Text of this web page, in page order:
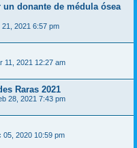
donante de médula ósea
21, 2021 6:57 pm
11, 2021 12:27 am
Raras 2021
28, 2021 7:43 pm
05, 2020 10:59 pm